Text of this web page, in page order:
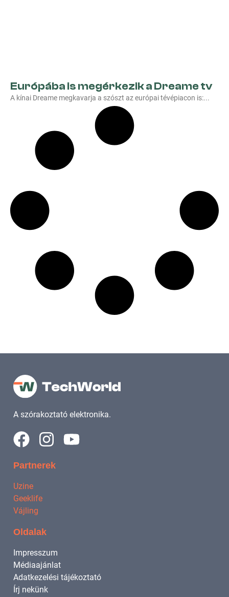
Európába is megérkezik a Dreame tv
A kínai Dreame megkavarja a szószt az európai tévépiacon is:
A szórakoztató elektronika.
Partnerek
Uzine
Geeklife
Vájling
Oldalak
Impresszum
Médiaajánlat
Adatkezelési tájékoztató
Írj nekünk